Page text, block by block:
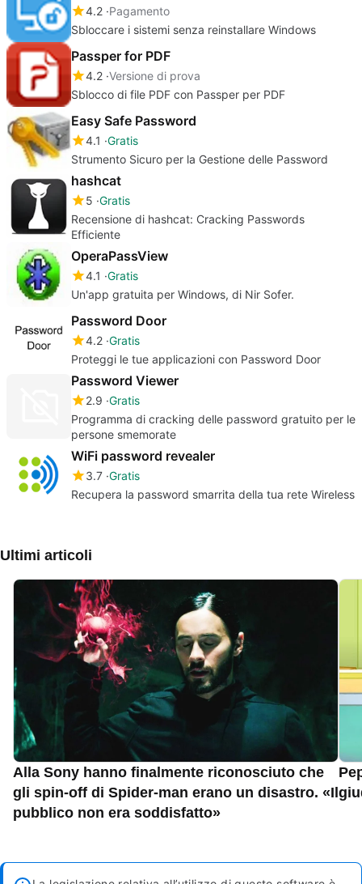
4.2 Pagamento
Sbloccare i sistemi senza reinstallare Windows
Passper for PDF
4.2 Versione di prova
Sblocco di file PDF con Passper per PDF
Easy Safe Password
4.1 Gratis
Strumento Sicuro per la Gestione delle Password
hashcat
5 Gratis
Recensione di hashcat: Cracking Passwords
Efficiente
OperaPassView
4.1 Gratis
Un'app gratuita per Windows, di Nir Sofer.
Password Door
4.2 Gratis
Proteggi le tue applicazioni con Password Door
Password Viewer
2.9 Gratis
Programma di cracking delle password gratuito per le
persone smemorate
WiFi password revealer
3.7 Gratis
Recupera la password smarrita della tua rete Wireless
Ultimi articoli
Alla Sony hanno finalmente riconosciuto che
gli spin-off di Spider-man erano un disastro. «Il
pubblico non era soddisfatto»